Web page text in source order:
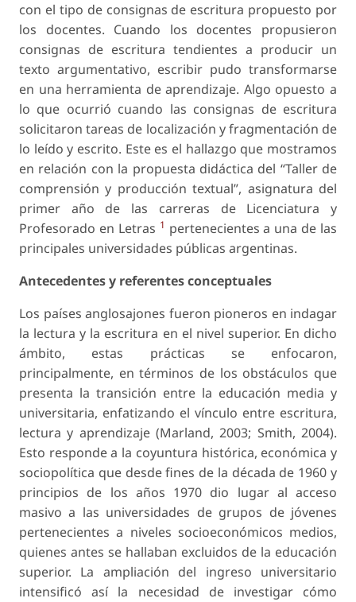
con el tipo de consignas de escritura propuesto por
los docentes. Cuando los docentes propusieron
consignas de escritura tendientes a producir un
texto argumentativo, escribir pudo transformarse
en una herramienta de aprendizaje. Algo opuesto a
lo que ocurrió cuando las consignas de escritura
solicitaron tareas de localización y fragmentación de
lo leído y escrito. Este es el hallazgo que mostramos
en relación con la propuesta didáctica del “Taller de
comprensión y producción textual”, asignatura del
primer año de las carreras de Licenciatura y
Profesorado en Letras 1 pertenecientes a una de las
principales universidades públicas argentinas.
Antecedentes y referentes conceptuales
Los países anglosajones fueron pioneros en indagar
la lectura y la escritura en el nivel superior. En dicho
ámbito, estas prácticas se enfocaron,
principalmente, en términos de los obstáculos que
presenta la transición entre la educación media y
universitaria, enfatizando el vínculo entre escritura,
lectura y aprendizaje (Marland, 2003; Smith, 2004).
Esto responde a la coyuntura histórica, económica y
sociopolítica que desde fines de la década de 1960 y
principios de los años 1970 dio lugar al acceso
masivo a las universidades de grupos de jóvenes
pertenecientes a niveles socioeconómicos medios,
quienes antes se hallaban excluidos de la educación
superior. La ampliación del ingreso universitario
intensificó así la necesidad de investigar cómo